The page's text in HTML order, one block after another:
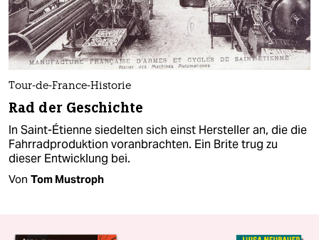
Tour-de-France-Historie
Rad der Geschichte
In Saint-Étienne siedelten sich einst Hersteller an, die die
Fahrradproduktion voranbrachten. Ein Brite trug zu
dieser Entwicklung bei.
Von Tom Mustroph